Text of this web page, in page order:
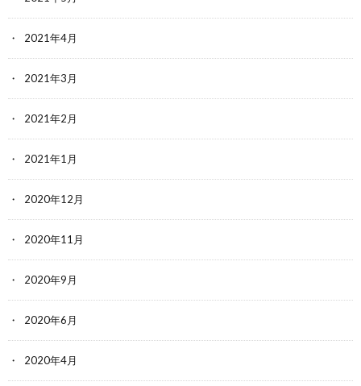
2021年4月
2021年3月
2021年2月
2021年1月
2020年12月
2020年11月
2020年9月
2020年6月
2020年4月